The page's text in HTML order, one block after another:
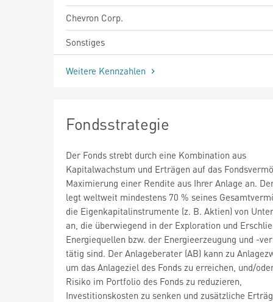
Chevron Corp.
Sonstiges
Weitere Kennzahlen
Fondsstrategie
Der Fonds strebt durch eine Kombination aus
Kapitalwachstum und Erträgen auf das
Maximierung einer Rendite aus Ihrer Anlage an.
legt weltweit mindestens 70 % seines
die Eigenkapitalinstrumente (z. B. Aktien) von
an, die überwiegend in der Exploration und
Energiequellen bzw. der Energieerzeugung und -
tätig sind. Der Anlageberater (AB) kann zu
um das Anlageziel des Fonds zu erreichen, und/
Risiko im Portfolio des Fonds zu reduzieren,
Investitionskosten zu senken und zusätzliche